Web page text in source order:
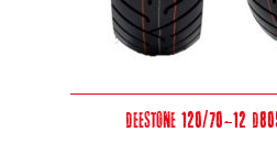
Deestone 120/70-12